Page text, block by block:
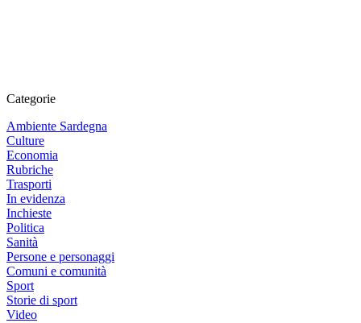
Categorie
Ambiente Sardegna
Culture
Economia
Rubriche
Trasporti
In evidenza
Inchieste
Politica
Sanità
Persone e personaggi
Comuni e comunità
Sport
Storie di sport
Video